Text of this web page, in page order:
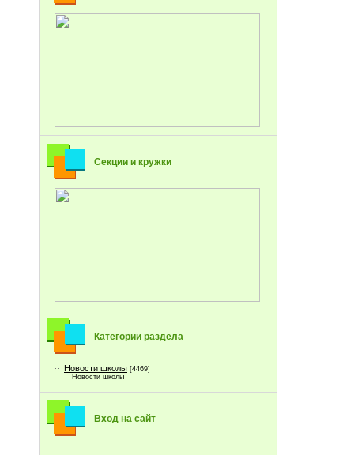
Секции и кружки
Категории раздела
Новости школы [4469]
Новости школы
Вход на сайт